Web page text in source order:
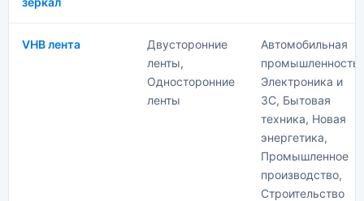
VHB лента
Двусторонние
ленты,
Односторонние
ленты
Автомобильная
промышленность,
Электроника и
3C, Бытовая
техника, Новая
энергетика,
Промышленное
производство,
Строительство